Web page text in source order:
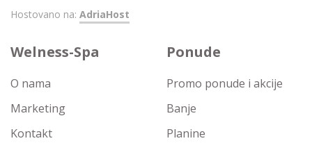
Hostovano na: AdriaHost
Welness-Spa
O nama
Marketing
Kontakt
Ponude
Promo ponude i akcije
Banje
Planine